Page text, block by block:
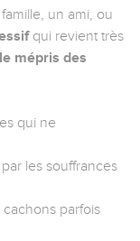
un ami, ou
qui revient très
mépris des
qui ne
les souffrances
parfois